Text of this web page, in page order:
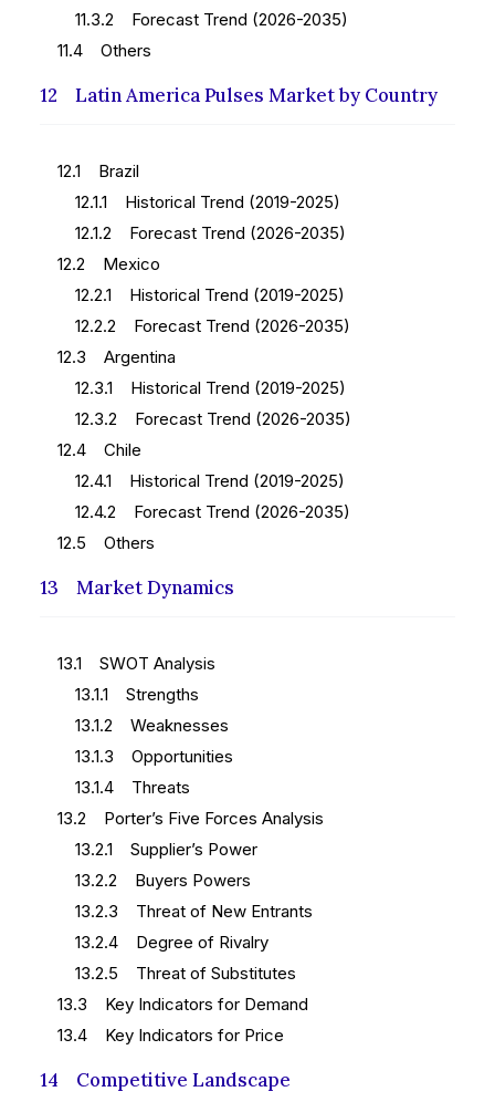
11.3.2 Forecast Trend (2026-2035)
11.4 Others
12 Latin America Pulses Market by Country
12.1 Brazil
12.1.1 Historical Trend (2019-2025)
12.1.2 Forecast Trend (2026-2035)
12.2 Mexico
12.2.1 Historical Trend (2019-2025)
12.2.2 Forecast Trend (2026-2035)
12.3 Argentina
12.3.1 Historical Trend (2019-2025)
12.3.2 Forecast Trend (2026-2035)
12.4 Chile
12.4.1 Historical Trend (2019-2025)
12.4.2 Forecast Trend (2026-2035)
12.5 Others
13 Market Dynamics
13.1 SWOT Analysis
13.1.1 Strengths
13.1.2 Weaknesses
13.1.3 Opportunities
13.1.4 Threats
13.2 Porter’s Five Forces Analysis
13.2.1 Supplier’s Power
13.2.2 Buyers Powers
13.2.3 Threat of New Entrants
13.2.4 Degree of Rivalry
13.2.5 Threat of Substitutes
13.3 Key Indicators for Demand
13.4 Key Indicators for Price
14 Competitive Landscape